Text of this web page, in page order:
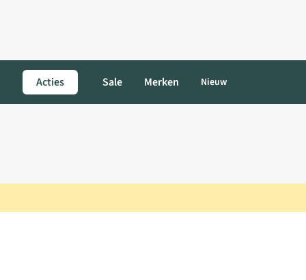
Acties Sale Merken Nieuw